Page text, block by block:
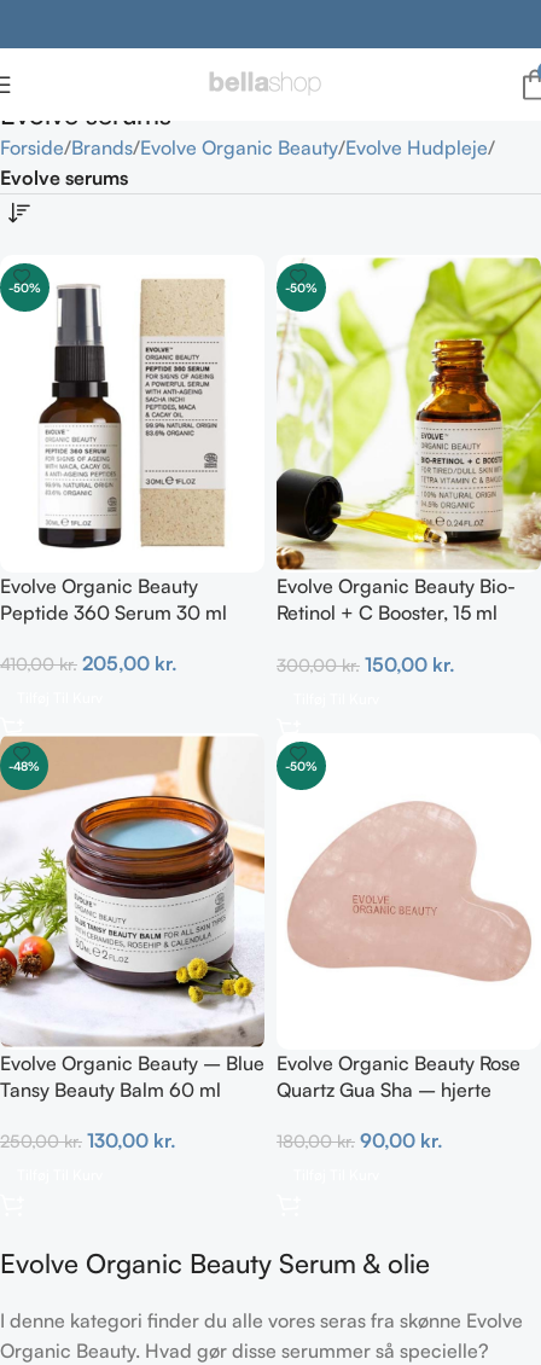
Evolve serums
Forside Brands Evolve Organic Beauty Evolve Hudpleje
Evolve serums
-50%
Evolve Organic Beauty
Peptide 360 Serum 30 ml
410,00kr. 205,00 kr.
-50%
Evolve Organic Beauty Bio-
Retinol + C Booster, 15 ml
300,00kr. 150,00 kr.
-48%
Evolve Organic Beauty – Blue
Tansy Beauty Balm 60 ml
250,00kr. 130,00 kr.
-50%
Evolve Organic Beauty Rose
Quartz Gua Sha – hjerte
180,00kr. 90,00 kr.
Evolve Organic Beauty Serum & olie
I denne kategori finder du alle vores seras fra skønne Evolve
Organic Beauty. Hvad gør disse serummer så specielle?